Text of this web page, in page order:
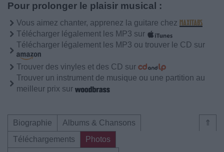
Pour prolonger le plaisir musical :
Vous aimez chanter, apprenez la guitare chez
Télécharger légalement les MP3 sur
Télécharger légalement les MP3 ou trouver le CD sur
Trouver des vinyles et des CD sur
Trouver un instrument de musique ou une partition au
meilleur prix sur
⇑
Biographie
Albums & Chansons
Téléchargements
Photos